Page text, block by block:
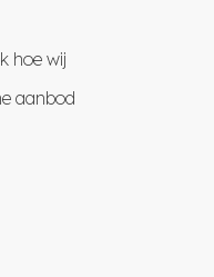
hoe wij
aanbod